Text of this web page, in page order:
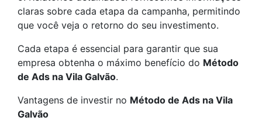
claras sobre cada etapa da campanha, permitindo
que você veja o retorno do seu investimento.
Cada etapa é essencial para garantir que sua
empresa obtenha o máximo benefício do Método
de Ads na Vila Galvão.
Vantagens de investir no Método de Ads na Vila
Galvão